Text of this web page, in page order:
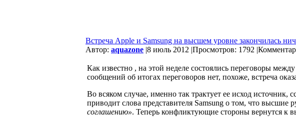
Встреча Apple и Samsung на высшем уровне закончилась
Автор: aquazone |8 июль 2012 |Просмотров: 1792 |
Как известно , на этой неделе состоялись переговоры
сообщений об итогах переговоров нет, похоже, встреча
Во всяком случае, именно так трактует ее исход
приводит слова представителя Samsung о том, что высшие
соглашению». Теперь конфликтующие стороны вернутся к